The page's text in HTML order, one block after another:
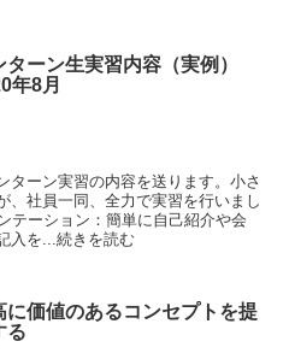
ターン生実習内容（実例）
年8月
ターン実習の内容を送ります。小さ
、社員一同、全力で実習を行いまし
テーション：簡単に自己紹介や会
入を...続きを読む
に価値のあるコンセプトを提
る